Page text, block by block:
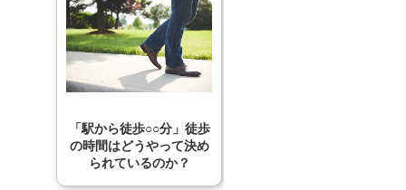
「駅から徒歩○○分」徒歩
の時間はどうやって決め
られているのか？